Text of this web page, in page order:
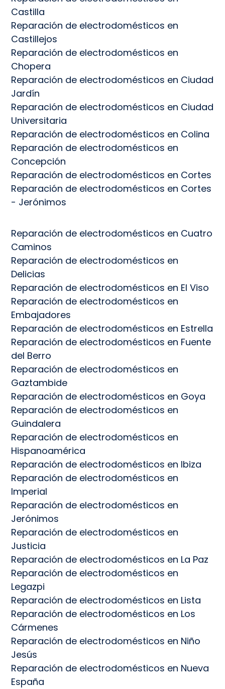
Castilla
Reparación de electrodomésticos en
Castillejos
Reparación de electrodomésticos en
Chopera
Reparación de electrodomésticos en Ciudad
Jardín
Reparación de electrodomésticos en Ciudad
Universitaria
Reparación de electrodomésticos en Colina
Reparación de electrodomésticos en
Concepción
Reparación de electrodomésticos en Cortes
Reparación de electrodomésticos en Cortes
- Jerónimos
Reparación de electrodomésticos en Cuatro
Caminos
Reparación de electrodomésticos en
Delicias
Reparación de electrodomésticos en El Viso
Reparación de electrodomésticos en
Embajadores
Reparación de electrodomésticos en Estrella
Reparación de electrodomésticos en Fuente
del Berro
Reparación de electrodomésticos en
Gaztambide
Reparación de electrodomésticos en Goya
Reparación de electrodomésticos en
Guindalera
Reparación de electrodomésticos en
Hispanoamérica
Reparación de electrodomésticos en Ibiza
Reparación de electrodomésticos en
Imperial
Reparación de electrodomésticos en
Jerónimos
Reparación de electrodomésticos en
Justicia
Reparación de electrodomésticos en La Paz
Reparación de electrodomésticos en
Legazpi
Reparación de electrodomésticos en Lista
Reparación de electrodomésticos en Los
Cármenes
Reparación de electrodomésticos en Niño
Jesús
Reparación de electrodomésticos en Nueva
España